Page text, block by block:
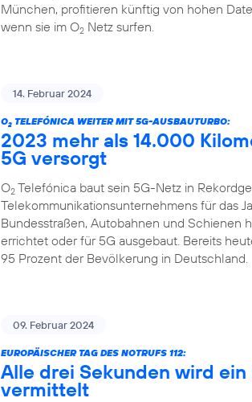
München, profitieren künftig von hohen
wenn sie im O2 Netz surfen.
14. Februar 2024
O2 TELEFÓNICA WEITER MIT 5G-AUSBAUTURBO:
2023 mehr als 14.000
5G versorgt
O2 Telefónica baut sein 5G-Netz in
Telekommunikationsunternehmens für das
Bundesstraßen, Autobahnen und Schienen
errichtet oder für 5G ausgebaut. Bereits
95 Prozent der Bevölkerung in Deutschland.
09. Februar 2024
EUROPÄISCHER TAG DES NOTRUFS 112:
Alle drei Sekunden wird
vermittelt